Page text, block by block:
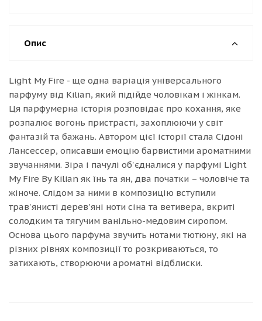
Опис
Light My Fire - ще одна варіація універсального
парфуму від Kilian, який підійде чоловікам і жінкам.
Ця парфумерна історія розповідає про кохання, яке
розпалює вогонь пристрасті, захоплюючи у світ
фантазій та бажань. Автором цієї історії стала Сідоні
Лансессер, описавши емоцію барвистими ароматними
звучаннями. Зіра і пачулі об'єдналися у парфумі Light
My Fire By Kilian як їнь та ян, два початки – чоловіче та
жіноче. Слідом за ними в композицію вступили
трав'янисті дерев'яні ноти сіна та ветивера, вкриті
солодким та тягучим ванільно-медовим сиропом.
Основа цього парфума звучить нотами тютюну, які на
різних рівнях композиції то розкриваються, то
затихають, створюючи ароматні відблиски.